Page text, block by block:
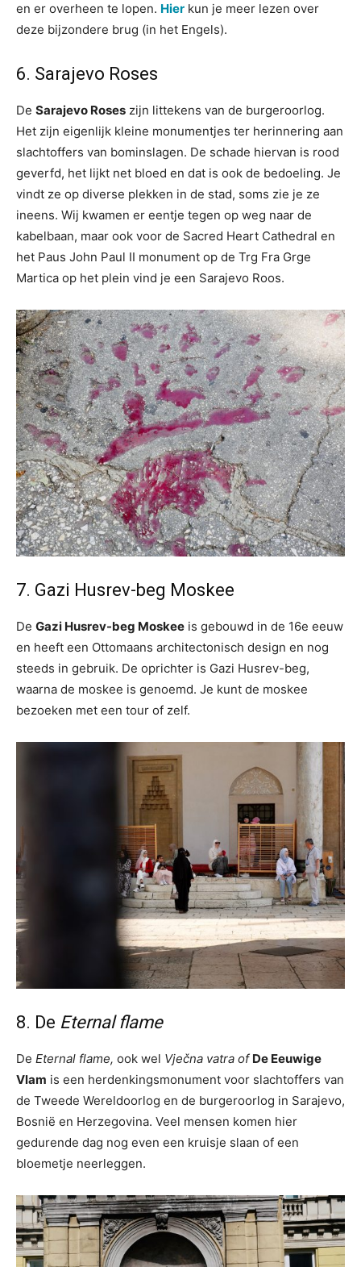
en er overheen te lopen. Hier kun je meer lezen over
deze bijzondere brug (in het Engels).
6. Sarajevo Roses
De Sarajevo Roses zijn littekens van de burgeroorlog.
Het zijn eigenlijk kleine monumentjes ter herinnering aan
slachtoffers van bominslagen. De schade hiervan is rood
geverfd, het lijkt net bloed en dat is ook de bedoeling. Je
vindt ze op diverse plekken in de stad, soms zie je ze
ineens. Wij kwamen er eentje tegen op weg naar de
kabelbaan, maar ook voor de Sacred Heart Cathedral en
het Paus John Paul II monument op de Trg Fra Grge
Martica op het plein vind je een Sarajevo Roos.
7. Gazi Husrev-beg Moskee
De Gazi Husrev-beg Moskee is gebouwd in de 16e eeuw
en heeft een Ottomaans architectonisch design en nog
steeds in gebruik. De oprichter is Gazi Husrev-beg,
waarna de moskee is genoemd. Je kunt de moskee
bezoeken met een tour of zelf.
8. De Eternal flame
De Eternal flame, ook wel Vječna vatra of De Eeuwige
Vlam is een herdenkingsmonument voor slachtoffers van
de Tweede Wereldoorlog en de burgeroorlog in Sarajevo,
Bosnië en Herzegovina. Veel mensen komen hier
gedurende dag nog even een kruisje slaan of een
bloemetje neerleggen.